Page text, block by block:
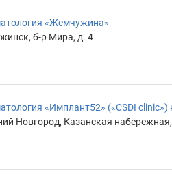
«Жемчужина»
б-р Мира, д. 4
«Имплант52» («CSDI
Новгород, Казанская